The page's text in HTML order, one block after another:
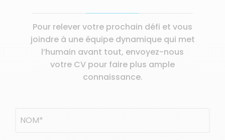
Pour relever votre prochain défi et vous
joindre à une équipe dynamique qui met
l’humain avant tout, envoyez-nous
votre CV pour faire plus ample
connaissance.
(Nécessaire)